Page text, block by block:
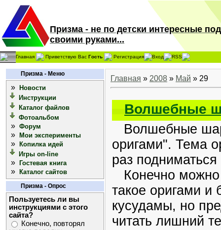
Призма - не по детски интересные
своими руками...
Главная Приветствую Вас Гость Регистрация Вход RSS
Призма - Меню
»
Новости
Инструкции
Каталог файлов
Фотоальбом
» Форум
» Мои эксперименты
»
Копилка идей
Игры on-line
» Гостевая книга
» Каталог сайтов
Призма - Опрос
Пользуетесь ли вы
инструкциями с этого
сайта?
Конечно, повторял
Главная » 2008 » Май » 29
Волшебные
Волшебные
оригами". Тема
раз
Конечно можно
такое оригами и
кусудамы, но
читать лишний